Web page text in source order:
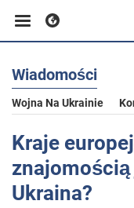
Biznes
Sport
Rozrywka
Wiadomości
Wojna Na Ukrainie
Kraje
Ukraina?